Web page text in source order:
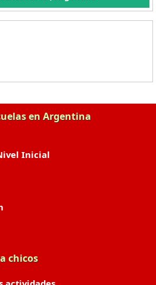
en Argentina
Inicial
chicos